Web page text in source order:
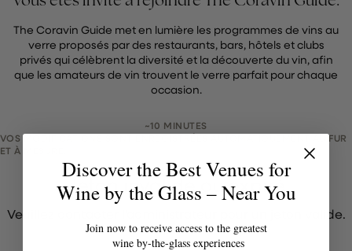
The Coravin Guide met en lumière les programmes de vins au
verre proposés par des restaurants, bars, hôtels et clubs
privés qui célèbrent la diversité et la découverte du vin, afin
que les amateurs de vin trouvent le verre parfait pour chaque
occasion.
~10 MINUTES
VOS MODIFICATIONS SONT ENREGISTRÉES AUTOMATIQUEMENT AU FUR
ET À MESURE.
Jeton invalide ou expiré
Veuillez contacter l'administrateur pour un jeton valide.
Discover the Best Venues for
Wine by the Glass – Near You
Join now to receive access to the greatest
wine by-the-glass experiences